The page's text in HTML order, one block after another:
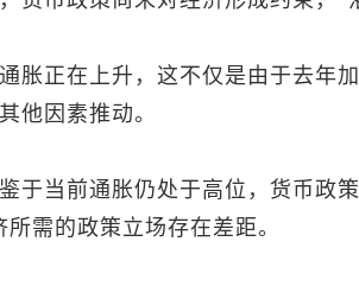
胀正在上升，这不仅是由于去年
他因素推动。
于当前通胀仍处于高位，货币政
所需的政策立场存在差距。